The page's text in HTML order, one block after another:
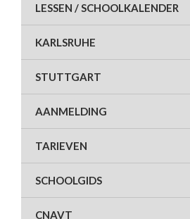
LESSEN / SCHOOLKALENDER
KARLSRUHE
STUTTGART
AANMELDING
TARIEVEN
SCHOOLGIDS
CNAVT